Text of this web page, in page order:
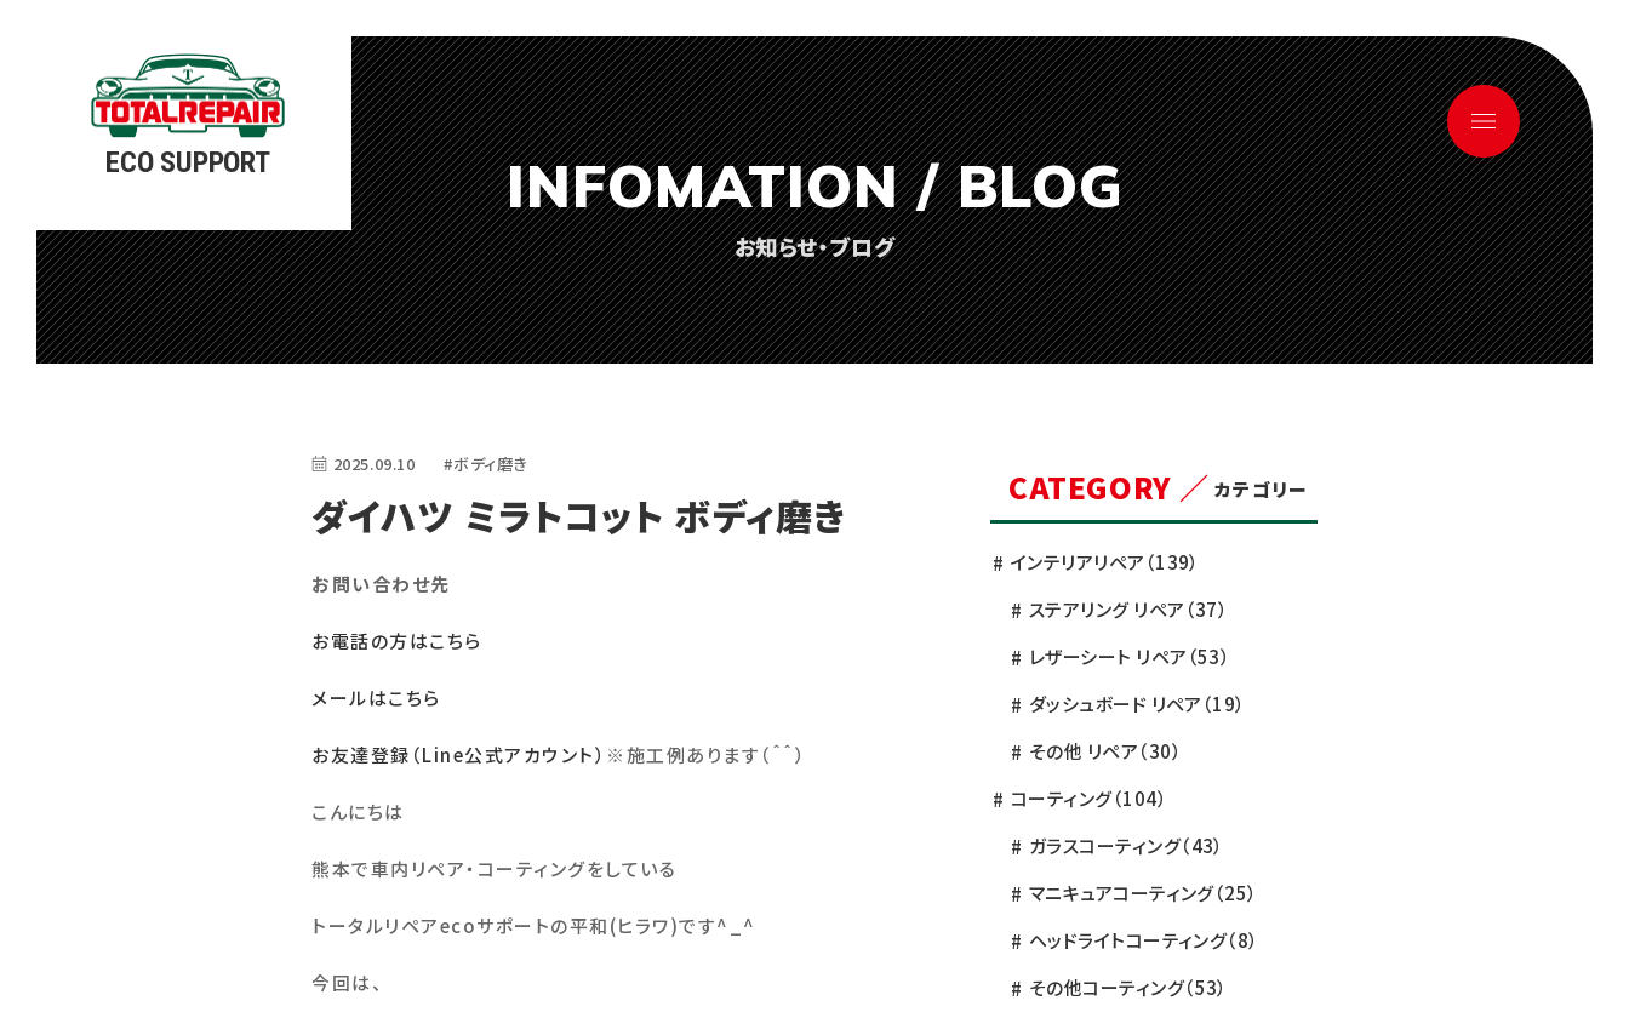
ECO SUPPORT INFOMATION / BLOG
お知らせ・ブログ
2025.09.10 #ボディ磨き
ダイハツ ミラトコット ボディ磨き
お問い合わせ先
お電話の方はこちら
メールはこちら
お友達登録（Line公式アカウント） ※施工例あります（＾＾）
こんにちは
熊本で車内リペア・コーティングをしている
トータルリペアecoサポートの平和(ヒラワ)です^_^
今回は、
CATEGORY ／ カテゴリー
インテリアリペア （139）
ステアリング リペア （37）
レザーシート リペア （53）
ダッシュボード リペア （19）
その他 リペア（30）
コーティング（104）
ガラスコーティング（43）
マニキュアコーティング（25）
ヘッドライトコーティング（8）
その他コーティング（53）